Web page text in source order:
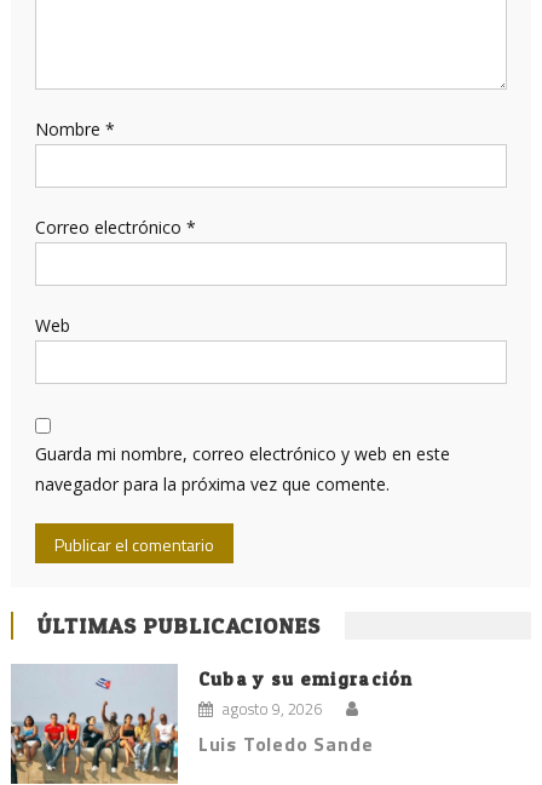
Nombre *
Correo electrónico *
Web
Guarda mi nombre, correo electrónico y web en este
navegador para la próxima vez que comente.
ÚLTIMAS PUBLICACIONES
Cuba y su emigración
agosto 9, 2026
Luis Toledo Sande